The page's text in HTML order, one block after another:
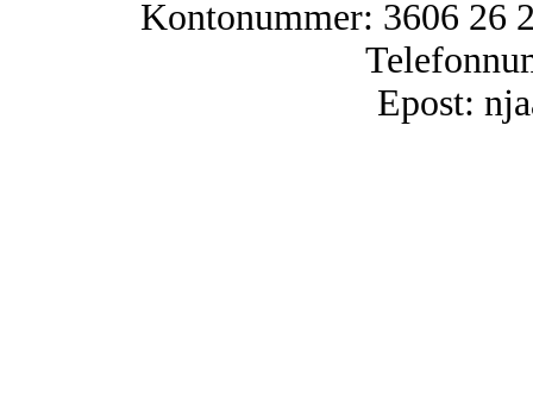
Kontonummer: 3606 26
Epost: